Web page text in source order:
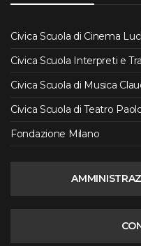
Civica Scuola di Cinema
Civica Scuola Interpreti e
Civica Scuola di Musica
Civica Scuola di Teatro
Fondazione Milano